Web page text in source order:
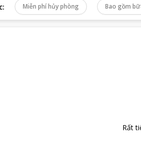
: Miễn phí hủy phòng Bao gồm
Rất